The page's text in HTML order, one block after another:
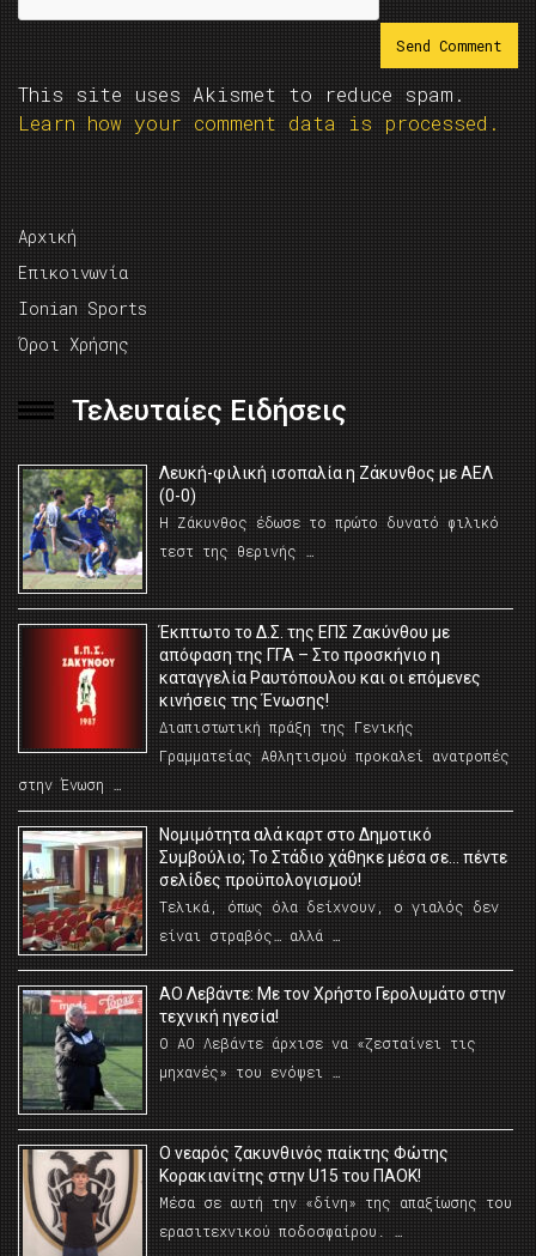
This site uses Akismet to reduce spam.
Learn how your comment data is processed.
Αρχική
Επικοινωνία
Ionian Sports
Όροι Χρήσης
Τελευταίες Ειδήσεις
Λευκή-φιλική ισοπαλία η Ζάκυνθος με ΑΕΛ
(0-0)
Η Ζάκυνθος έδωσε το πρώτο δυνατό φιλικό
τεστ της θερινής …
Έκπτωτο το Δ.Σ. της ΕΠΣ Ζακύνθου με
απόφαση της ΓΓΑ – Στο προσκήνιο η
καταγγελία Ραυτόπουλου και οι επόμενες
κινήσεις της Ένωσης!
Διαπιστωτική πράξη της Γενικής
Γραμματείας Αθλητισμού προκαλεί ανατροπές
στην Ένωση …
Νομιμότητα αλά καρτ στο Δημοτικό
Συμβούλιο; Το Στάδιο χάθηκε μέσα σε… πέντε
σελίδες προϋπολογισμού!
Τελικά, όπως όλα δείχνουν, ο γιαλός δεν
είναι στραβός… αλλά …
ΑΟ Λεβάντε: Με τον Χρήστο Γερολυμάτο στην
τεχνική ηγεσία!
Ο ΑΟ Λεβάντε άρχισε να «ζεσταίνει τις
μηχανές» του ενόψει …
O νεαρός ζακυνθινός παίκτης Φώτης
Κορακιανίτης στην U15 του ΠΑΟΚ!
Μέσα σε αυτή την «δίνη» της απαξίωσης του
ερασιτεχνικού ποδοσφαίρου. …